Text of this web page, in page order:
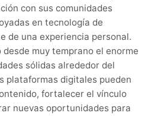
con sus comunidades
en tecnología de
de una experiencia personal.
muy temprano el enorme
sólidas alrededor del
plataformas digitales pueden
fortalecer el vínculo
nuevas oportunidades para